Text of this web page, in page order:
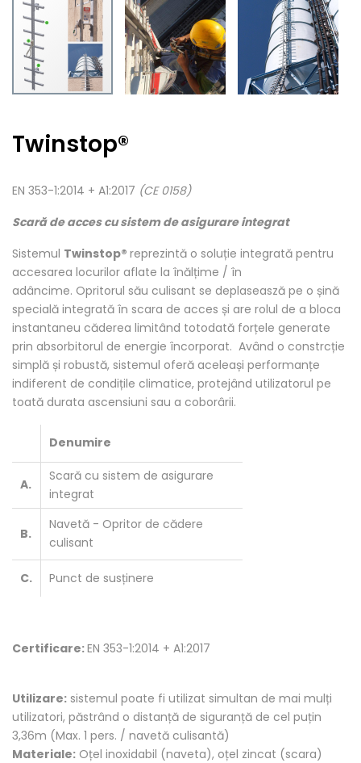
Twinstop®
EN 353-1:2014 + A1:2017 (CE 0158)
Scară de acces cu sistem de asigurare integrat
Sistemul Twinstop® reprezintă o soluție integrată pentru
accesarea locurilor aflate la înălțime / în
adâncime. Opritorul său culisant se deplaseasză pe o șină
specială integrată în scara de acces și are rolul de a bloca
instantaneu căderea limitând totodată forțele generate
prin absorbitorul de energie încorporat. Având o constrcție
simplă și robustă, sistemul oferă aceleași performanțe
indiferent de condițile climatice, protejând utilizatorul pe
toată durata ascensiuni sau a coborârii.
Denumire
A.
Scară cu sistem de asigurare
integrat
B.
Navetă - Opritor de cădere
culisant
C. Punct de susținere
Certificare:EN 353-1:2014 + A1:2017
Utilizare: sistemul poate fi utilizat simultan de mai mulți
utilizatori, păstrând o distanță de siguranță de cel puțin
3,36m (Max. 1 pers. / navetă culisantă)
Materiale: Oțel inoxidabil (naveta), oțel zincat (scara)